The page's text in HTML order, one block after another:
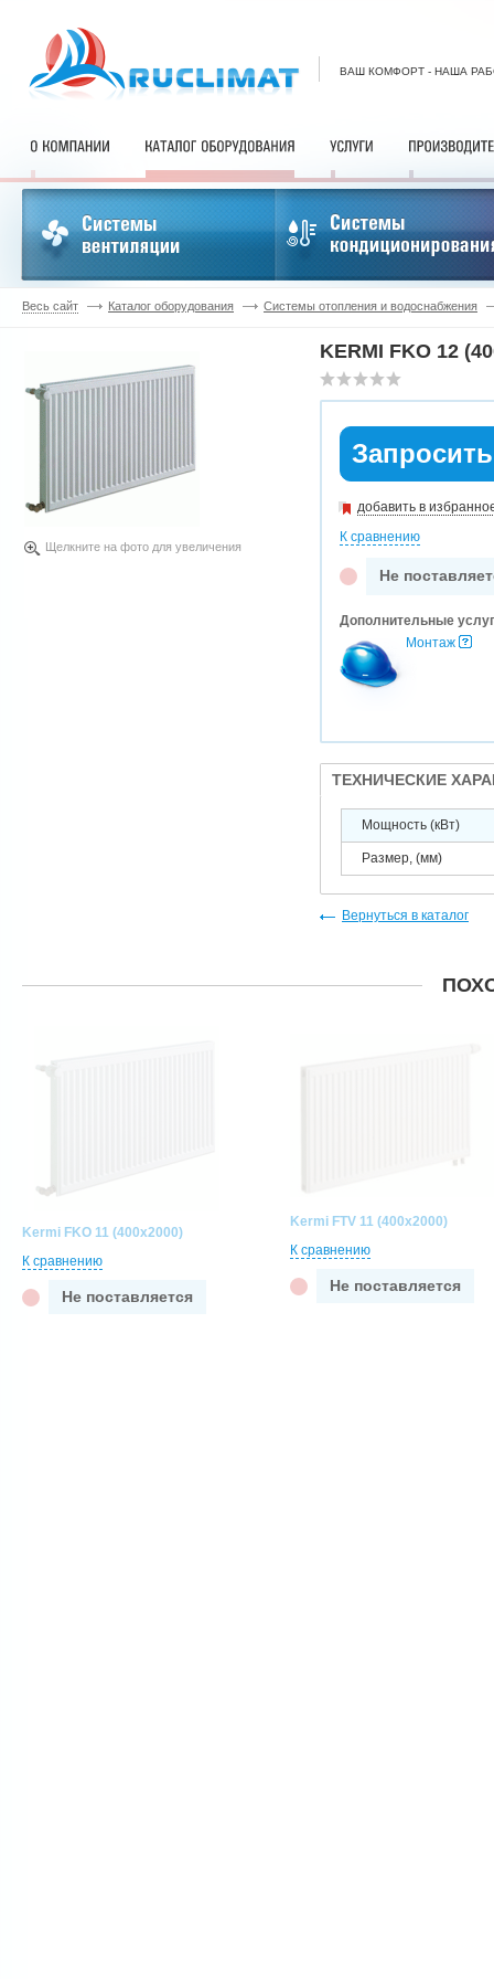
ВАШ КОМФОРТ - НАША
Весь сайт Каталог оборудования Системы отопления и водоснабжения
Щелкните на фото для увеличения
KERMI FKO 12
добавить в
К сравнению
Не
Дополнительные
Монтаж
ТЕХНИЧЕСКИЕ
Мощность (кВт)
Размер, (мм)
Вернуться в каталог
Kermi FKO 11 (400x2000)
К сравнению
Не поставляется
Kermi FTV 11 (400x2000)
К сравнению
Не поставляется